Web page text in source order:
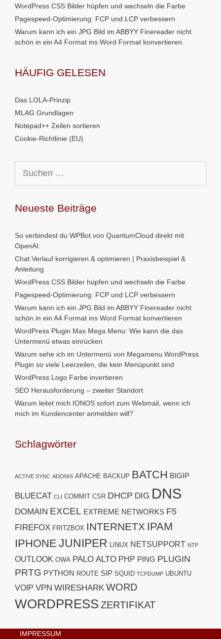
WordPress CSS Bilder hüpfen und wechseln die Farbe
Pagespeed-Optimierung: FCP und LCP verbessern
Warum kann ich ein JPG Bild im ABBYY Finereader nicht
schön in ein A4 Format ins Word Format konvertieren
HÄUFIG GELESEN
Das LOLA-Prinzip
MLAG Grundlagen
Notepad++ Zeilen sortieren
Cookie-Richtlinie (EU)
nach:
Neueste Beiträge
So verbindest du WPBot von QuantumCloud direkt mit
OpenAI:
Chat Verlauf korrigieren & optimieren | Praxisbeispiel &
Anleitung
WordPress CSS Bilder hüpfen und wechseln die Farbe
Pagespeed-Optimierung: FCP und LCP verbessern
Warum kann ich ein JPG Bild im ABBYY Finereader nicht
schön in ein A4 Format ins Word Format konvertieren
WordPress Plugin Max Mega Menu: Wie kann die das
Untermenü etwas einrücken
Warum sehe ich im Untermenü von Megamenu WordPress
Plugin so viele Leerzeilen, die kein Menüpunkt sind
WordPress Logo Farbe invertieren
SEO Herausforderung – zweiter Standort
Warum leitet mich IONOS sofort zum Webmail, wenn ich
mich im Kundencenter anmelden will?
Schlagwörter
ACTIVE SYNC ADONIS APACHE BACKUP BATCH BIGIP
BLUECAT CLI COMMIT CSR DHCP DIG DNS
DOMAIN EXCEL EXTREME NETWORKS F5
FIREFOX FRITZBOX INTERNETX IPAM
IPHONE JUNIPER LINUX NETSUPPORT NTP
OUTLOOK OWA PALO ALTO PHP PING PLUGIN
PRTG PYTHON ROUTE SIP SQUID TCPDUMP UBUNTU
VOIP VPN WIRESHARK WORD
WORDPRESSZERTIFIKAT
IMPRESSUM